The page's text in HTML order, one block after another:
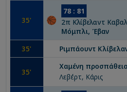
35'
78 : 81
2π Κλίβελαντ
Μόμπλι, Έβαν
35' Ριμπάουντ
35'
Χαμένη
Λεβέρτ, Κάρις